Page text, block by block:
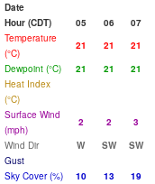
Date
Hour (CDT)
05 06 07
Temperature
(°C)
21 21 21
Dewpoint (°C)
21 21 21
Heat Index
(°C)
Surface Wind
(mph)
2 2 3
Wind Dir
W SW SW
Gust
Sky Cover (%)
10 13 19